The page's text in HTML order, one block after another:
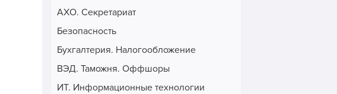
АХО. Секретариат
Безопасность
Бухгалтерия. Налогообложение
ВЭД. Таможня. Оффшоры
ИТ. Информационные технологии